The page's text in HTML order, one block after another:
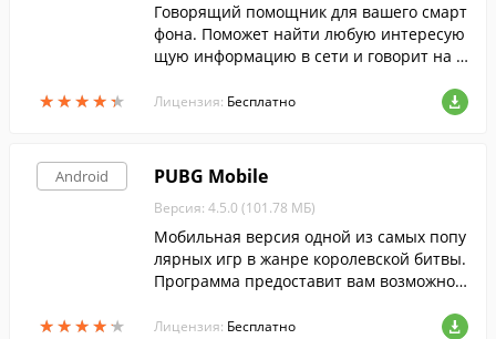
★★★★★
★★★★★
Говорящий помощник для вашего смарт
фона. Поможет найти любую интересую
щую информацию в сети и говорит на р
Лицензия: Бесплатно
Android
★★★★★
★★★★★
PUBG Mobile
Версия: 4.5.0 (101.78 МБ)
Мобильная версия одной из самых попу
лярных игр в жанре королевской битвы.
Программа предоставит вам возможнос
на 100 игроков, на огромной карте.
Лицензия: Бесплатно